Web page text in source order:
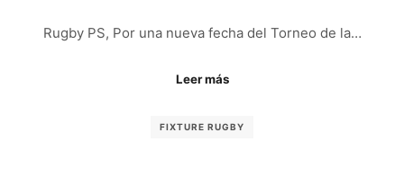
Rugby PS, Por una nueva fecha del Torneo de la…
Leer más
FIXTURE RUGBY